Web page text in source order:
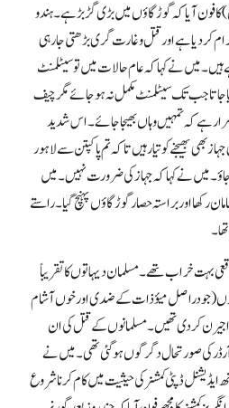
فون آیا کہ گوڑ گاؤں میں بڑی گڑبڑ ہے۔ ہندو
کر دیا ہے اور قتل وغارت گری بڑھتی جا رہی
میں نے کہا کہ عام حالات میں تو سیٹلمنٹ
جب تک سیٹلمنٹ مکمل نہ ہوجائے مگر چیف
ہے کہ تمہیں وہاں بھیجا جائے۔ اس شدید
بھیجنے کو تیا رہیں تا کہ تم پاکپتن سے لاہو ر
میں نے کہا کہ جہاز کی ضرورت نہیں۔ میں
رکھا اور براستہ حصار گوڑ گاؤں پہنچ گیا۔ راستے
بہت خراب تھے۔ مسلمان دیہاتوں کا تقریباً
(جو دراصل میؤ ذات کے ضدی اور خوں آشام
کر دی تھیں۔ مسلمانوں کے قتل کی ان
کی صورتحال دگرگوں ہوگئی تھی۔ میں نے
ایڈیشنل ڈپٹی کمشنر کی حیثیت میں کام کرنا شروع